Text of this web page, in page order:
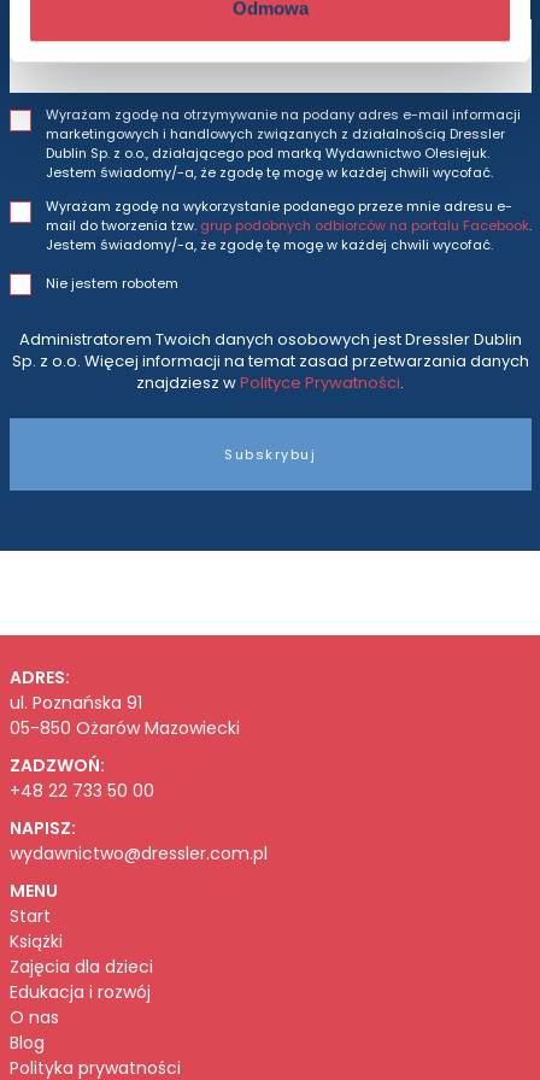
Odmowa
Wyrażam zgodę na otrzymywanie na podany adres e-mail informacji
marketingowych i handlowych związanych z działalnością Dressler
Dublin Sp. z o.o., działającego pod marką Wydawnictwo Olesiejuk.
Jestem świadomy/-a, że zgodę tę mogę w każdej chwili wycofać.
Wyrażam zgodę na wykorzystanie podanego przeze mnie adresu e-
mail do tworzenia tzw. grup podobnych odbiorców na portalu Facebook.
Jestem świadomy/-a, że zgodę tę mogę w każdej chwili wycofać.
Nie jestem robotem
Administratorem Twoich danych osobowych jest Dressler Dublin
Sp. z o.o. Więcej informacji na temat zasad przetwarzania danych
znajdziesz wPolityce Prywatności.
Subskrybuj
ADRES:
ul. Poznańska 91
05-850 Ożarów Mazowiecki
ZADZWOŃ:
+48 22 733 50 00
NAPISZ:
wydawnictwo@dressler.com.pl
MENU
Start
Książki
Zajęcia dla dzieci
Edukacja i rozwój
O nas
Blog
Polityka prywatności